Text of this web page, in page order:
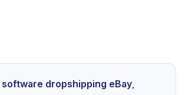
software dropshipping eBay,